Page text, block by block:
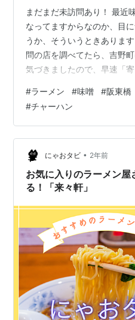
まだまだ未訪問あり！ 最近
なってますからなのか、目
うか、そういうときありま
問の店を調べてたら、吉野
気づきましたので、早速「
店。 地下鉄直結のロケーシ
すが、こちらは味噌推しで
駅直結の場所になりますの
居酒屋さんになるようです
と伊勢佐木長者町にある「
とのこと。
#ラーメン #味噌 #阪東橋
#チャーハン
にゃおタビ • 2年前
お気に入りのラーメン
る！「来々軒」